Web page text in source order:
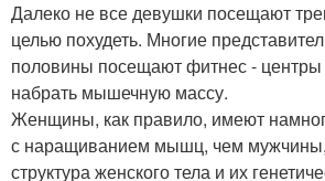
Далеко не все девушки посещают
целью похудеть. Многие
половины посещают фитнес - центры
набрать мышечную массу.
Женщины, как правило, имеют
с наращиванием мышц, чем мужчины,
структура женского тела и их